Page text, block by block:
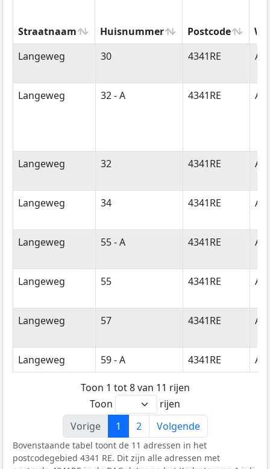
Straatnaam Huisnummer Postcode
Straatnaam
Huisnummer Postcode
Langeweg 30 4341RE
Langeweg 32 - A 4341RE
Langeweg 32 4341RE
Langeweg 34 4341RE
Langeweg 55 - A 4341RE
Langeweg 55 4341RE
Langeweg 57 4341RE
Langeweg 59 - A 4341RE
Toon 1 tot 8 van 11 rijen
Toon
rijen
Vorige
1 2 Volgende
Bovenstaande tabel toont de 11 adressen in het
postcodegebied 4341 RE. Dit zijn alle adressen met